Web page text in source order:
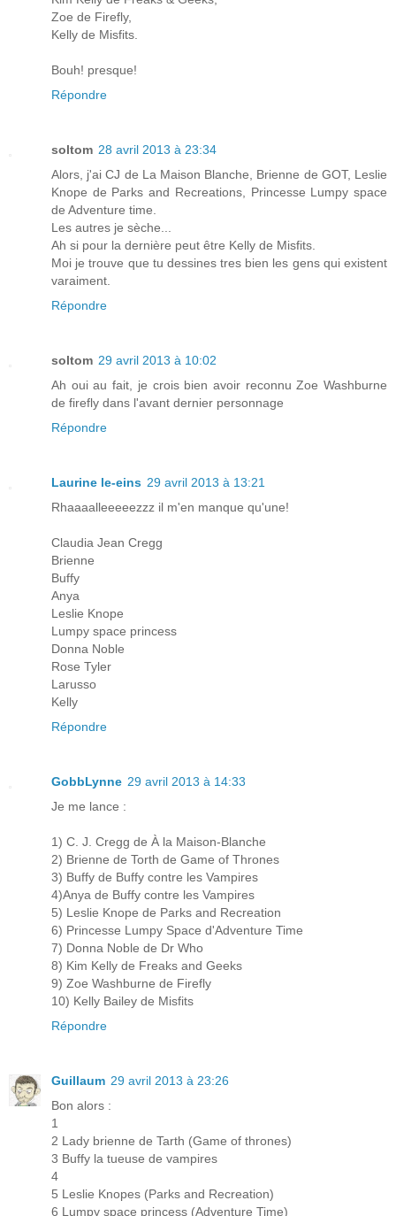
Zoe de Firefly,
Kelly de Misfits.
Bouh! presque!
Répondre
soltom 28 avril 2013 à 23:34
Alors, j'ai CJ de La Maison Blanche, Brienne de GOT, Leslie
Knope de Parks and Recreations, Princesse Lumpy space
de Adventure time.
Les autres je sèche...
Ah si pour la dernière peut être Kelly de Misfits.
Moi je trouve que tu dessines tres bien les gens qui existent
varaiment.
Répondre
soltom 29 avril 2013 à 10:02
Ah oui au fait, je crois bien avoir reconnu Zoe Washburne
de firefly dans l'avant dernier personnage
Répondre
Laurine le-eins 29 avril 2013 à 13:21
Rhaaaalleeeeezzz il m'en manque qu'une!
Claudia Jean Cregg
Brienne
Buffy
Anya
Leslie Knope
Lumpy space princess
Donna Noble
Rose Tyler
Larusso
Kelly
Répondre
GobbLynne 29 avril 2013 à 14:33
Je me lance :
1) C. J. Cregg de À la Maison-Blanche
2) Brienne de Torth de Game of Thrones
3) Buffy de Buffy contre les Vampires
4)Anya de Buffy contre les Vampires
5) Leslie Knope de Parks and Recreation
6) Princesse Lumpy Space d'Adventure Time
7) Donna Noble de Dr Who
8) Kim Kelly de Freaks and Geeks
9) Zoe Washburne de Firefly
10) Kelly Bailey de Misfits
Répondre
Guillaum 29 avril 2013 à 23:26
Bon alors :
1
2 Lady brienne de Tarth (Game of thrones)
3 Buffy la tueuse de vampires
4
5 Leslie Knopes (Parks and Recreation)
6 Lumpy space princess (Adventure Time)